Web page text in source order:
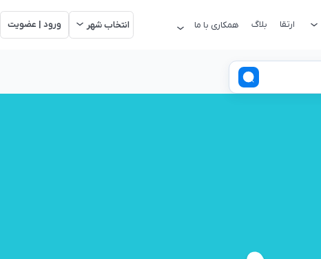
ارتقا بلاگ همکاری با ما انتخاب شهر ورود | عضویت